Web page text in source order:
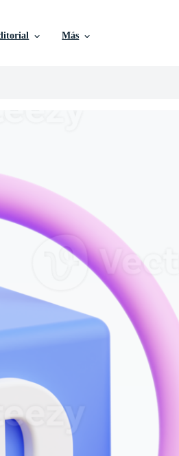
Más